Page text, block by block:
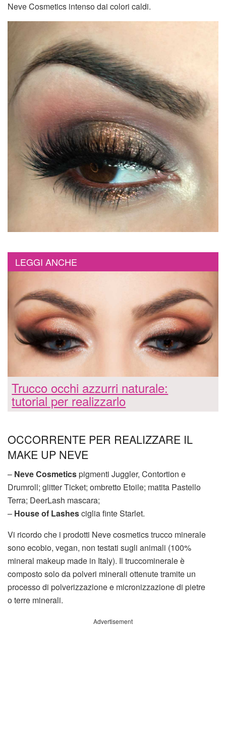
Neve Cosmetics intenso dai colori caldi.
LEGGI ANCHE
Trucco occhi azzurri naturale:
tutorial per realizzarlo
OCCORRENTE PER REALIZZARE IL
MAKE UP NEVE
– Neve Cosmeticspigmenti Juggler, Contortion e
Drumroll; glitter Ticket; ombretto Etoile; matita Pastello
Terra; DeerLash mascara;
– House of Lashesciglia finte Starlet.
Vi ricordo che i prodotti Neve cosmetics trucco minerale
sono ecobio, vegan, non testati sugli animali (100%
mineral makeup made in Italy). Il truccominerale è
composto solo da polveri minerali ottenute tramite un
processo di polverizzazione e micronizzazione di pietre
o terre minerali.
Advertisement